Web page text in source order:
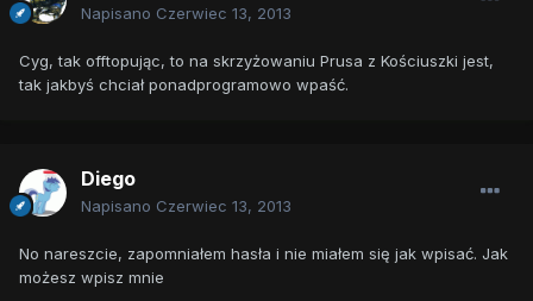
Napisano Czerwiec 13, 2013
Cyg, tak offtopując, to na skrzyżowaniu Prusa z Kościuszki jest,
tak jakbyś chciał ponadprogramowo wpaść.
Diego
Napisano Czerwiec 13, 2013
No nareszcie, zapomniałem hasła i nie miałem się jak wpisać. Jak
możesz wpisz mnie